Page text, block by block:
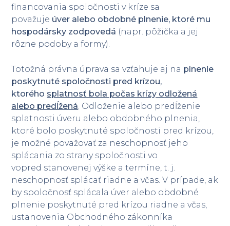
financovania spoločnosti v kríze sa
považuje úver alebo obdobné plnenie, ktoré mu
hospodársky zodpovedá (napr. pôžička a jej
rôzne podoby a formy).
Totožná právna úprava sa vzťahuje aj na plnenie
poskytnuté spoločnosti pred krízou,
ktorého splatnosť bola počas krízy odložená
alebo predĺžená. Odloženie alebo predĺženie
splatnosti úveru alebo obdobného plnenia,
ktoré bolo poskytnuté spoločnosti pred krízou,
je možné považovať za neschopnosť jeho
splácania zo strany spoločnosti vo
vopred stanovenej výške a termíne, t. j.
neschopnosť splácať riadne a včas. V prípade, ak
by spoločnosť splácala úver alebo obdobné
plnenie poskytnuté pred krízou riadne a včas,
ustanovenia Obchodného zákonníka